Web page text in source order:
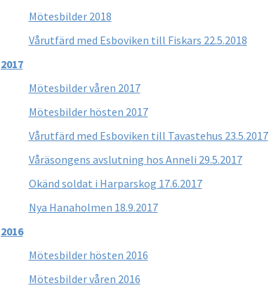
Mötesbilder 2018
Vårutfärd med Esboviken till Fiskars 22.5.2018
2017
Mötesbilder våren 2017
Mötesbilder hösten 2017
Vårutfärd med Esboviken till Tavastehus 23.5.2017
Våräsongens avslutning hos Anneli 29.5.2017
Okänd soldat i Harparskog 17.6.2017
Nya Hanaholmen 18.9.2017
2016
Mötesbilder hösten 2016
Mötesbilder våren 2016